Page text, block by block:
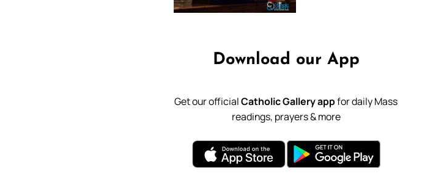
Download our App
Get our officialCatholic Gallery appfor daily Mass
readings, prayers & more